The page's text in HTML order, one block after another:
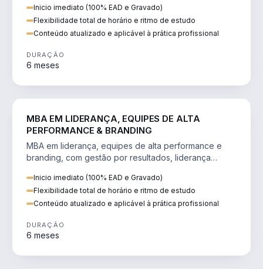
Inicio imediato (100% EAD e Gravado)
Flexibilidade total de horário e ritmo de estudo
Conteúdo atualizado e aplicável à prática profissional
DURAÇÃO
6 meses
MBA EM LIDERANÇA, EQUIPES DE ALTA
PERFORMANCE & BRANDING
MBA em liderança, equipes de alta performance e
branding, com gestão por resultados, liderança
Inicio imediato (100% EAD e Gravado)
Flexibilidade total de horário e ritmo de estudo
Conteúdo atualizado e aplicável à prática profissional
DURAÇÃO
6 meses